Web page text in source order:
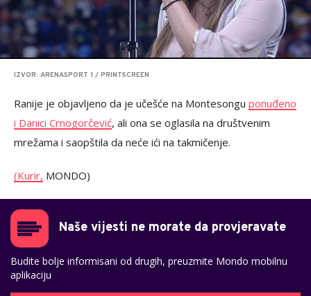
IZVOR: ARENASPORT 1 / PRINTSCREEN
Ranije je objavljeno da je učešće na Montesongu ponuđeno
i Danici Crnogorčević, ali ona se oglasila na društvenim
mrežama i saopštila da neće ići na takmičenje.
(Kurir, MONDO)
Naše vijesti ne morate da provjeravate
Budite bolje informisani od drugih, preuzmite Mondo mobilnu
aplikaciju